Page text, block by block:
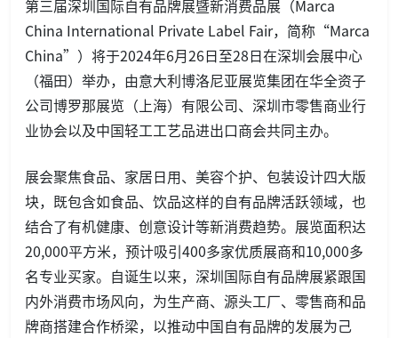
第三届深圳国际自有品牌展暨新消费品展（Marca
China International Private Label Fair，简称“Marca
China”）将于2024年6月26日至28日在深圳会展中心
（福田）举办，由意大利博洛尼亚展览集团在华全资子
公司博罗那展览（上海）有限公司、深圳市零售商业行
业协会以及中国轻工工艺品进出口商会共同主办。
展会聚焦食品、家居日用、美容个护、包装设计四大版
块，既包含如食品、饮品这样的自有品牌活跃领域，也
结合了有机健康、创意设计等新消费趋势。展览面积达
20,000平方米，预计吸引400多家优质展商和10,000多
名专业买家。自诞生以来，深圳国际自有品牌展紧跟国
内外消费市场风向，为生产商、源头工厂、零售商和品
牌商搭建合作桥梁，以推动中国自有品牌的发展为己